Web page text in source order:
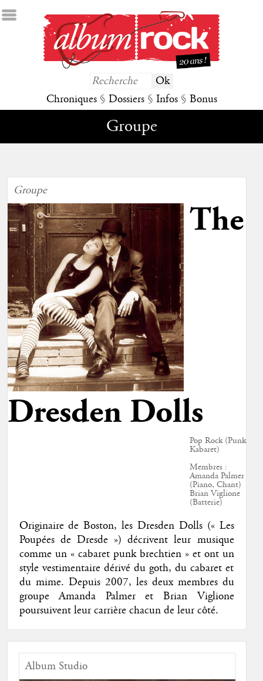
Chroniques § Dossiers § Infos § Bonus
Groupe
Groupe
The
Dresden Dolls
Pop Rock (Punk
Kabaret)
Membres :
Amanda Palmer
(Piano, Chant)
Brian Viglione
(Batterie)
Originaire de Boston, les Dresden Dolls (« Les
Poupées de Dresde ») décrivent leur musique
comme un « cabaret punk brechtien » et ont un
style vestimentaire dérivé du goth, du cabaret et
du mime. Depuis 2007, les deux membres du
groupe Amanda Palmer et Brian Viglione
poursuivent leur carrière chacun de leur côté.
Album Studio